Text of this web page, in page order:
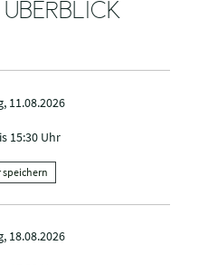
11.08.2026
15:30 Uhr
speichern
18.08.2026